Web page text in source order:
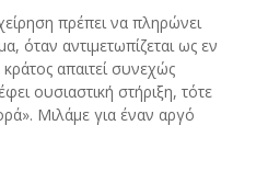
πρέπει να πληρώνει
όταν αντιμετωπίζεται ως εν
απαιτεί συνεχώς
ουσιαστική στήριξη, τότε
Μιλάμε για έναν αργό